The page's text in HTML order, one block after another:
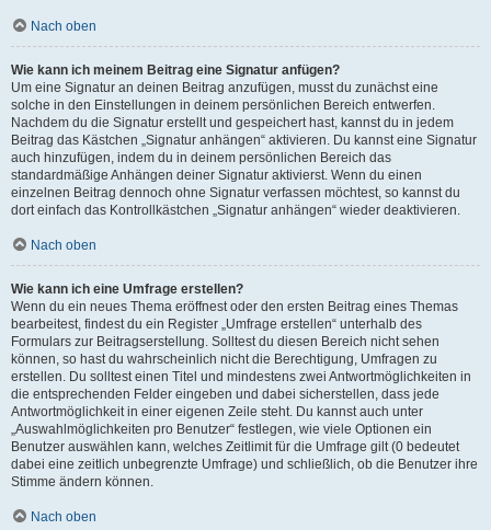
Nach oben
Wie kann ich meinem Beitrag eine Signatur anfügen?
Um eine Signatur an deinen Beitrag anzufügen, musst du zunächst eine
solche in den Einstellungen in deinem persönlichen Bereich entwerfen.
Nachdem du die Signatur erstellt und gespeichert hast, kannst du in jedem
Beitrag das Kästchen „Signatur anhängen“ aktivieren. Du kannst eine Signatur
auch hinzufügen, indem du in deinem persönlichen Bereich das
standardmäßige Anhängen deiner Signatur aktivierst. Wenn du einen
einzelnen Beitrag dennoch ohne Signatur verfassen möchtest, so kannst du
dort einfach das Kontrollkästchen „Signatur anhängen“ wieder deaktivieren.
Nach oben
Wie kann ich eine Umfrage erstellen?
Wenn du ein neues Thema eröffnest oder den ersten Beitrag eines Themas
bearbeitest, findest du ein Register „Umfrage erstellen“ unterhalb des
Formulars zur Beitragserstellung. Solltest du diesen Bereich nicht sehen
können, so hast du wahrscheinlich nicht die Berechtigung, Umfragen zu
erstellen. Du solltest einen Titel und mindestens zwei Antwortmöglichkeiten in
die entsprechenden Felder eingeben und dabei sicherstellen, dass jede
Antwortmöglichkeit in einer eigenen Zeile steht. Du kannst auch unter
„Auswahlmöglichkeiten pro Benutzer“ festlegen, wie viele Optionen ein
Benutzer auswählen kann, welches Zeitlimit für die Umfrage gilt (0 bedeutet
dabei eine zeitlich unbegrenzte Umfrage) und schließlich, ob die Benutzer ihre
Stimme ändern können.
Nach oben